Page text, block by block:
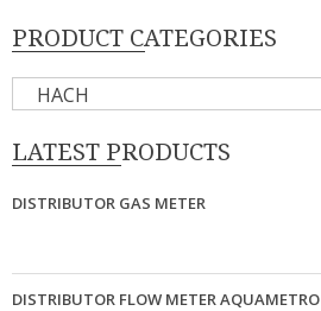
PRODUCT CATEGORIES
HACH
LATEST PRODUCTS
DISTRIBUTOR GAS METER
DISTRIBUTOR FLOW METER AQUAMETRO